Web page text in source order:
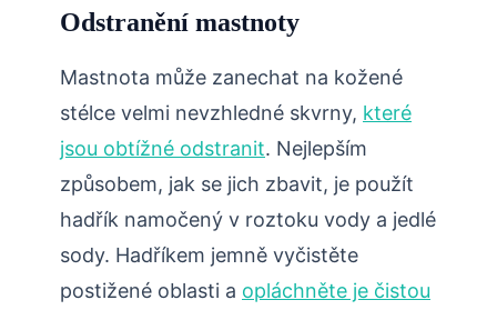
Odstranění mastnoty
Mastnota může zanechat na kožené
stélce velmi nevzhledné skvrny, které
jsou obtížné odstranit. Nejlepším
způsobem, jak se jich zbavit, je použít
hadřík namočený v roztoku vody a jedlé
sody. Hadříkem jemně vyčistěte
postižené oblasti a opláchněte je čistou